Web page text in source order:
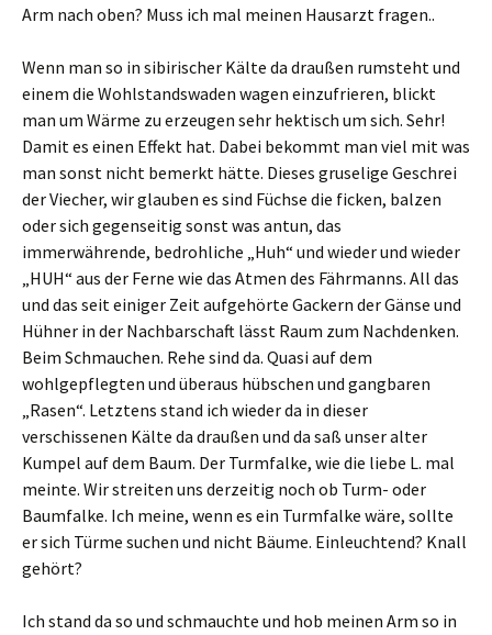
Arm nach oben? Muss ich mal meinen Hausarzt fragen..
Wenn man so in sibirischer Kälte da draußen rumsteht und
einem die Wohlstandswaden wagen einzufrieren, blickt
man um Wärme zu erzeugen sehr hektisch um sich. Sehr!
Damit es einen Effekt hat. Dabei bekommt man viel mit was
man sonst nicht bemerkt hätte. Dieses gruselige Geschrei
der Viecher, wir glauben es sind Füchse die ficken, balzen
oder sich gegenseitig sonst was antun, das
immerwährende, bedrohliche „Huh“ und wieder und wieder
„HUH“ aus der Ferne wie das Atmen des Fährmanns. All das
und das seit einiger Zeit aufgehörte Gackern der Gänse und
Hühner in der Nachbarschaft lässt Raum zum Nachdenken.
Beim Schmauchen. Rehe sind da. Quasi auf dem
wohlgepflegten und überaus hübschen und gangbaren
„Rasen“. Letztens stand ich wieder da in dieser
verschissenen Kälte da draußen und da saß unser alter
Kumpel auf dem Baum. Der Turmfalke, wie die liebe L. mal
meinte. Wir streiten uns derzeitig noch ob Turm- oder
Baumfalke. Ich meine, wenn es ein Turmfalke wäre, sollte
er sich Türme suchen und nicht Bäume. Einleuchtend? Knall
gehört?
Ich stand da so und schmauchte und hob meinen Arm so in